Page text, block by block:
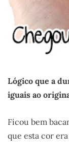
Lógico que a
iguais ao
Ficou bem
que esta cor